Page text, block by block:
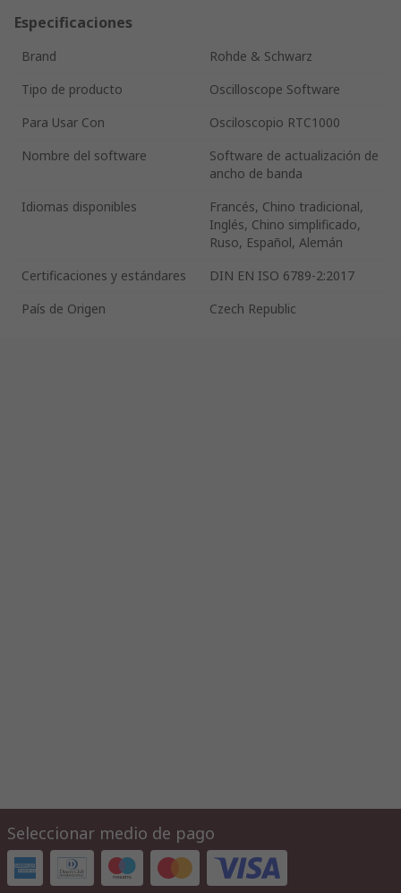
Especificaciones
Brand
Rohde & Schwarz
Tipo de producto
Oscilloscope Software
Para Usar Con
Osciloscopio RTC1000
Nombre del software
Software de actualización de
ancho de banda
Idiomas disponibles
Francés, Chino tradicional,
Inglés, Chino simplificado,
Ruso, Español, Alemán
Certificaciones y estándares
DIN EN ISO 6789-2:2017
País de Origen
Czech Republic
Seleccionar medio de pago